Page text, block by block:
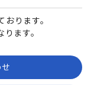
ります。
ます。